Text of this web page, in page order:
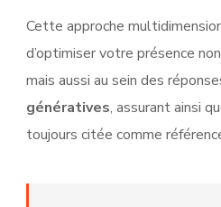
Cette approche
d’optimiser votre présence
mais aussi au sein des
génératives, assurant ainsi
toujours citée comme